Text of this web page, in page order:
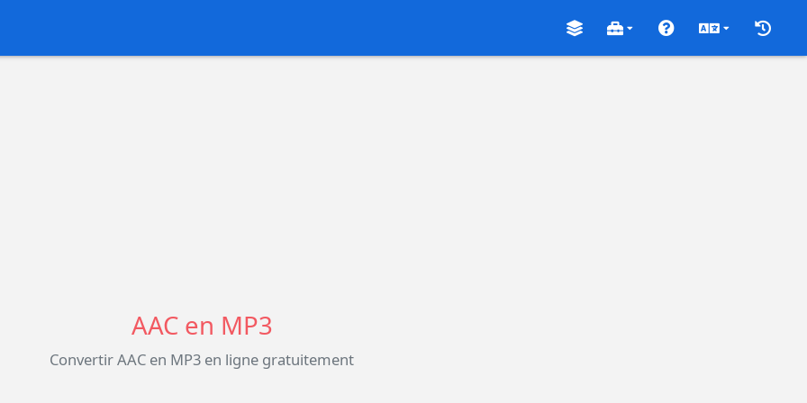
AAC en MP3
Convertir AAC en MP3 en ligne gratuitement